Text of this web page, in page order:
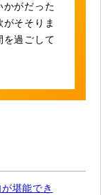
かがだった
そそりま
を過ごして
堪能でき